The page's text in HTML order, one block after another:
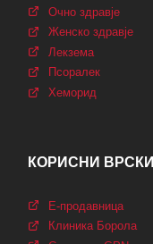
Очно здравjе
Женско здравје
Лекзема
Псоралек
Хеморид
КОРИСНИ ВРСКИ
Е-продавница
Клиника Борола